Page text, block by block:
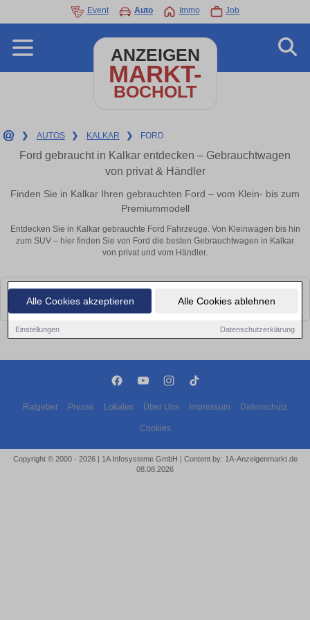
Alle Cookies akzeptieren Alle Cookies ablehnen
Einstellungen Datenschutzerklärung
Event Auto Immo Job
ANZEIGEN
MARKT-
BOCHOLT
❯ AUTOS ❯ KALKAR ❯ FORD
Ford gebraucht in Kalkar entdecken – Gebrauchtwagen
von privat & Händler
Finden Sie in Kalkar Ihren gebrauchten Ford – vom Klein- bis zum
Premiummodell
Entdecken Sie in Kalkar gebrauchte Ford Fahrzeuge. Von Kleinwagen bis hin
zum SUV – hier finden Sie von Ford die besten Gebrauchtwagen in Kalkar
von privat und vom Händler.
Leider konnten wir derzeit keine passenden Autos finden. Schauen Sie
bald wieder vorbei!
Ratgeber Presse Lokales Über Uns Impressum Datenschutz
Cookies
Copyright © 2000 - 2026 | 1A Infosysteme GmbH | Content by: 1A-Anzeigenmarkt.de
08.08.2026